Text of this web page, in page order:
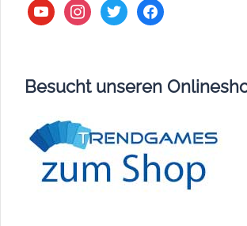
youtubeinstagram
twitter facebook
Besucht unseren